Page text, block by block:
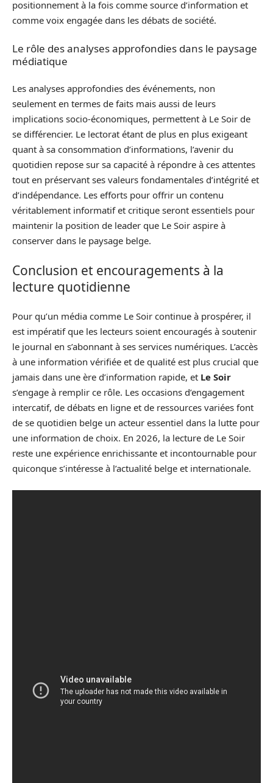
positionnement à la fois comme source d’information et
comme voix engagée dans les débats de société.
Le rôle des analyses approfondies dans le paysage
médiatique
Les analyses approfondies des événements, non
seulement en termes de faits mais aussi de leurs
implications socio-économiques, permettent à Le Soir de
se différencier. Le lectorat étant de plus en plus exigeant
quant à sa consommation d’informations, l’avenir du
quotidien repose sur sa capacité à répondre à ces attentes
tout en préservant ses valeurs fondamentales d’intégrité et
d’indépendance. Les efforts pour offrir un contenu
véritablement informatif et critique seront essentiels pour
maintenir la position de leader que Le Soir aspire à
conserver dans le paysage belge.
Conclusion et encouragements à la
lecture quotidienne
Pour qu’un média comme Le Soir continue à prospérer, il
est impératif que les lecteurs soient encouragés à soutenir
le journal en s’abonnant à ses services numériques. L’accès
à une information vérifiée et de qualité est plus crucial que
jamais dans une ère d’information rapide, et Le Soir
s’engage à remplir ce rôle. Les occasions d’engagement
intercatif, de débats en ligne et de ressources variées font
de se quotidien belge un acteur essentiel dans la lutte pour
une information de choix. En 2026, la lecture de Le Soir
reste une expérience enrichissante et incontournable pour
quiconque s’intéresse à l’actualité belge et internationale.